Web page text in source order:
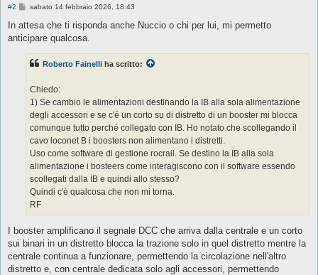
#2
M
s
a
sabato 14 febbraio 2026, 18:43
In attesa che ti risponda anche Nuccio o chi per lui, mi permetto
anticipare qualcosa.
Roberto Fainelli ha scritto:
Chiedo:
1) Se cambio le alimentazioni destinando la IB alla sola alimentazione
degli accessori e se c'é un corto su di distretto di un booster mi blocca
comunque tutto perché collegato con IB. Ho notato che scollegando il
cavo loconet B i boosters non alimentano i distretti.
Uso come software di gestione rocrail. Se destino la IB alla sola
alimentazione i bosteers come interagiscono con il software essendo
scollegati dalla IB e quindi allo stesso?
Quindi c'é qualcosa che non mi torna.
RF
I booster amplificano il segnale DCC che arriva dalla centrale e un corto
sui binari in un distretto blocca la trazione solo in quel distretto mentre la
centrale continua a funzionare, permettendo la circolazione nell'altro
distretto e, con centrale dedicata solo agli accessori, permettendo